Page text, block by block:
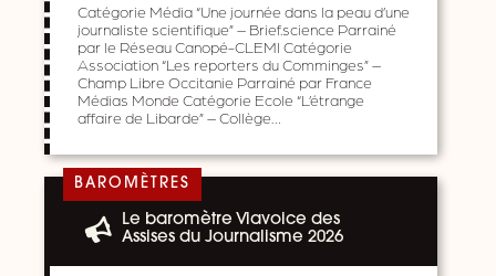
Catégorie Média “Une journée dans la peau d’une
journaliste scientifique” – Brief.science Parrainé
par le Réseau Canopé-CLEMI Catégorie
Association “Les reporters du Comminges” –
Champ Libre Occitanie Parrainé par France
Médias Monde Catégorie Ecole “L’étrange
affaire de Libarde” – Collège…
BAROMÈTRES
Le baromètre Viavoice des
Assises du Journalisme 2026